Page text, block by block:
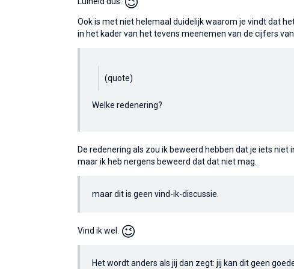
Ook is met niet helemaal duidelijk waarom je vindt dat
in het kader van het tevens meenemen van de cijfers
(quote)
Welke redenering?
De redenering als zou ik beweerd hebben dat je iets
maar ik heb nergens beweerd dat dat niet mag.
maar dit is geen vind-ik-discussie.
Vind ik wel. 😉
Het wordt anders als jij dan zegt: jij kan dit geen